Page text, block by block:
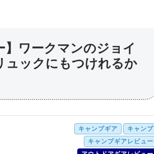
】ワークマンのジョイ
ュックにもつけれるか
キャンプ
キャンプギア
キャンプギアレビュー